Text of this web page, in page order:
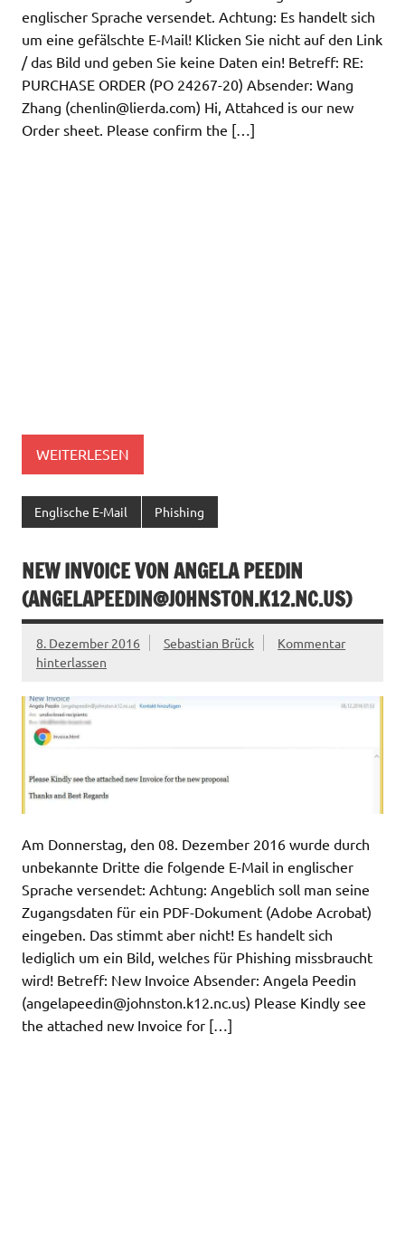
englischer Sprache versendet. Achtung: Es handelt sich
um eine gefälschte E-Mail! Klicken Sie nicht auf den Link
/ das Bild und geben Sie keine Daten ein! Betreff: RE:
PURCHASE ORDER (PO 24267-20) Absender: Wang
Zhang (chenlin@lierda.com) Hi, Attahced is our new
Order sheet. Please confirm the […]
WEITERLESEN
Englische E-Mail Phishing
NEW INVOICE VON ANGELA PEEDIN
(ANGELAPEEDIN@JOHNSTON.K12.NC.US)
8. Dezember 2016 Sebastian Brück
Kommentar
hinterlassen
Am Donnerstag, den 08. Dezember 2016 wurde durch
unbekannte Dritte die folgende E-Mail in englischer
Sprache versendet: Achtung: Angeblich soll man seine
Zugangsdaten für ein PDF-Dokument (Adobe Acrobat)
eingeben. Das stimmt aber nicht! Es handelt sich
lediglich um ein Bild, welches für Phishing missbraucht
wird! Betreff: New Invoice Absender: Angela Peedin
(angelapeedin@johnston.k12.nc.us) Please Kindly see
the attached new Invoice for […]